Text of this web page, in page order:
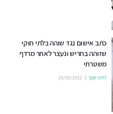
כתב אישום נגד שוהה בלתי חוקי
שזוהה בחריש ונעצר לאחר מרדף
משטרתי
לידור שקד 29/05/2022